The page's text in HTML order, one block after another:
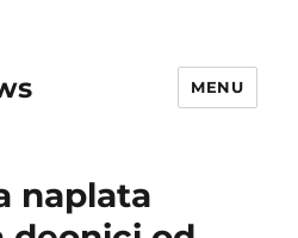
MENU
naplata